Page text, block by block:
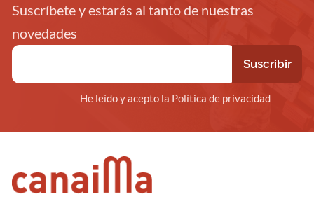
Suscríbete y estarás al tanto de nuestras
novedades
He leído y acepto la Política de privacidad